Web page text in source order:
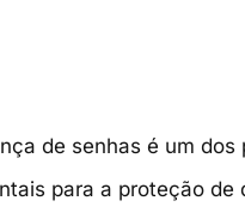
de senhas é um dos
para a proteção de